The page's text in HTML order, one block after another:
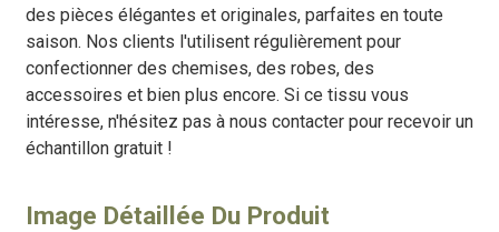
des pièces élégantes et originales, parfaites en toute
saison. Nos clients l'utilisent régulièrement pour
confectionner des chemises, des robes, des
accessoires et bien plus encore. Si ce tissu vous
intéresse, n'hésitez pas à nous contacter pour recevoir un
échantillon gratuit !
Image Détaillée Du Produit